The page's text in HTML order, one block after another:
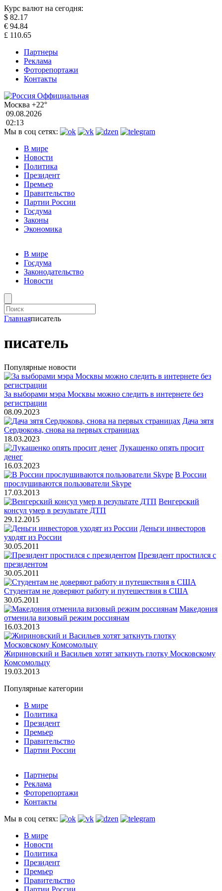
Курс валют на сегодня:
$ 82.17
€ 94.84
£ 110.65
Партнеры
Реклама
Фоторепортажи
Контакты
Москва +22°
09.08.2026
02:13
Мы в соц сетях:
В мире
Новости
Политика
Президент
Премьер
Правительство
Партии России
Госдума
Законы
Экономика
В мире
Госдума
Законодательство
Новости
Главнаяписатель
писатель
Популярные новости
За выборами мэра Москвы можно следить в интернете без
регистрации
08.09.2023
Дача зятя
Сердюкова, снова на первых страницах
18.03.2023
Лукашенко опять просит
денег
16.03.2023
В России
прослушиваются пользователи Skype
17.03.2013
Венгерский
консул умер в результате ДТП
29.12.2015
Деньги инвесторов
уходят из России
30.05.2011
Президент простился с
президентом
30.05.2011
Студентам не доверяют работу и путешествия в США
30.05.2011
Македония
отменила визовый режим россиянам
16.03.2013
Жириновский и Васильев хотят заткнуть глотку Московскому
Комсомольцу
19.03.2013
Популярные категории
В мире
Политика
Президент
Премьер
Правительство
Партии России
Партнеры
Реклама
Фоторепортажи
Контакты
Мы в соц сетях:
В мире
Новости
Политика
Президент
Премьер
Правительство
Партии России